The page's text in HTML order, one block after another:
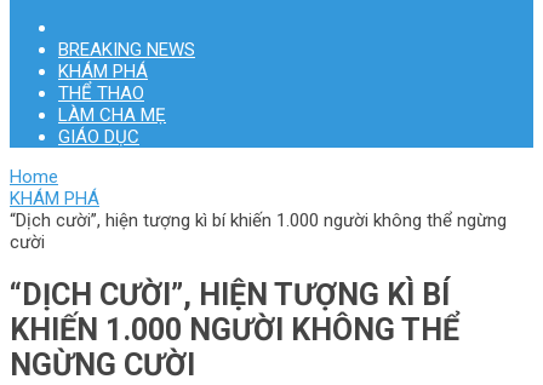
BREAKING NEWS
KHÁM PHÁ
THỂ THAO
LÀM CHA MẸ
GIÁO DỤC
Home
KHÁM PHÁ
“Dịch cười”, hiện tượng kì bí khiến 1.000 người không thể ngừng
cười
“DỊCH CƯỜI”, HIỆN TƯỢNG KÌ BÍ
KHIẾN 1.000 NGƯỜI KHÔNG THỂ
NGỪNG CƯỜI